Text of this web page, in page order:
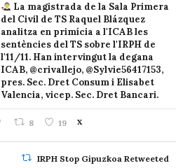
La magistrada de la Sala Primera
del Civil de TS Raquel Blázquez
analitza en primícia a l'ICAB les
sentències del TS sobre l'IRPH de
l'11/11. Han intervingut la degana
ICAB, @crivallejo, @Sylvie56417153,
pres. Sec. Dret Consum i Elisabet
Valencia, vicep. Sec. Dret Bancari.
8 19 X
IRPH Stop Gipuzkoa Retweeted